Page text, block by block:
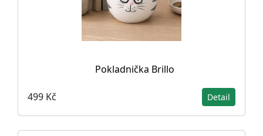
Pokladnička Brillo
499 Kč Detail